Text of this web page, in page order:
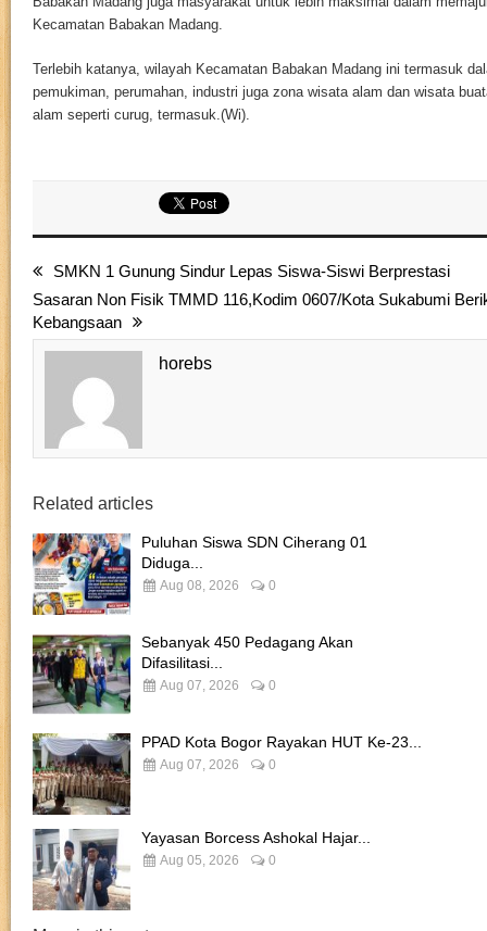
Kecamatan Babakan Madang.
Terlebih katanya, wilayah Kecamatan Babakan Madang ini termasuk
pemukiman, perumahan, industri juga zona wisata alam dan wisata
alam seperti curug, termasuk.(Wi).
SMKN 1 Gunung Sindur Lepas Siswa-Siswi Berprestasi
Sasaran Non Fisik TMMD 116,Kodim 0607/Kota Sukabumi
Kebangsaan
horebs
Related articles
Puluhan Siswa SDN Ciherang 01
Diduga...
Aug 08, 2026 0
Sebanyak 450 Pedagang Akan
Difasilitasi...
Aug 07, 2026 0
PPAD Kota Bogor Rayakan HUT Ke-23...
Aug 07, 2026 0
Yayasan Borcess Ashokal Hajar...
Aug 05, 2026 0